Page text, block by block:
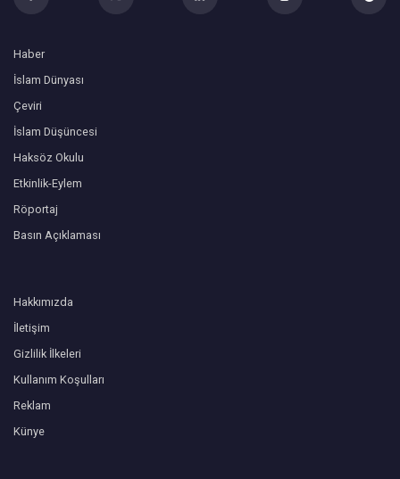
Haber
İslam Dünyası
Çeviri
İslam Düşüncesi
Haksöz Okulu
Etkinlik-Eylem
Röportaj
Basın Açıklaması
Hakkımızda
İletişim
Gizlilik İlkeleri
Kullanım Koşulları
Reklam
Künye